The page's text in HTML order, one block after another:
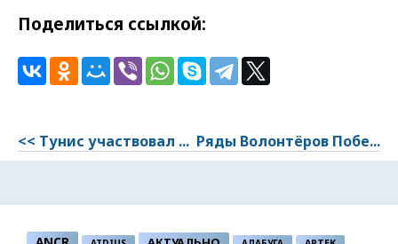
Поделиться ссылкой:
<< Тунис участвовал ... Ряды Волонтёров Побе...